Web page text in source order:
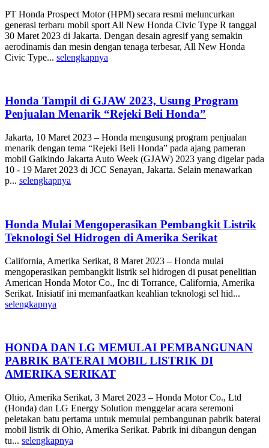
PT Honda Prospect Motor (HPM) secara resmi meluncurkan
generasi terbaru mobil sport All New Honda Civic Type R tanggal
30 Maret 2023 di Jakarta. Dengan desain agresif yang semakin
aerodinamis dan mesin dengan tenaga terbesar, All New Honda
Civic Type... selengkapnya
Honda Tampil di GJAW 2023, Usung Program
Penjualan Menarik “Rejeki Beli Honda”
Jakarta, 10 Maret 2023 – Honda mengusung program penjualan
menarik dengan tema “Rejeki Beli Honda” pada ajang pameran
mobil Gaikindo Jakarta Auto Week (GJAW) 2023 yang digelar pada
10 - 19 Maret 2023 di JCC Senayan, Jakarta. Selain menawarkan
p... selengkapnya
Honda Mulai Mengoperasikan Pembangkit Listrik
Teknologi Sel Hidrogen di Amerika Serikat
California, Amerika Serikat, 8 Maret 2023 – Honda mulai
mengoperasikan pembangkit listrik sel hidrogen di pusat penelitian
American Honda Motor Co., Inc di Torrance, California, Amerika
Serikat. Inisiatif ini memanfaatkan keahlian teknologi sel hid...
selengkapnya
HONDA DAN LG MEMULAI PEMBANGUNAN
PABRIK BATERAI MOBIL LISTRIK DI
AMERIKA SERIKAT
Ohio, Amerika Serikat, 3 Maret 2023 – Honda Motor Co., Ltd
(Honda) dan LG Energy Solution menggelar acara seremoni
peletakan batu pertama untuk memulai pembangunan pabrik baterai
mobil listrik di Ohio, Amerika Serikat. Pabrik ini dibangun dengan
tu... selengkapnya